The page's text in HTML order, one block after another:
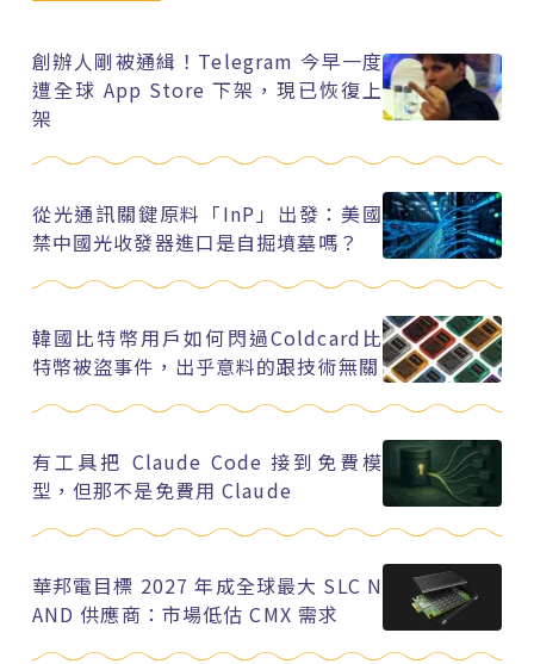
創辦人剛被通緝！Telegram 今早一度
遭全球 App Store 下架，現已恢復上
架
從光通訊關鍵原料「InP」出發：美國
禁中國光收發器進口是自掘墳墓嗎？
韓國比特幣用戶如何閃過Coldcard比
特幣被盜事件，出乎意料的跟技術無關
有工具把 Claude Code 接到免費模
型，但那不是免費用 Claude
華邦電目標 2027 年成全球最大 SLC N
AND 供應商：市場低估 CMX 需求